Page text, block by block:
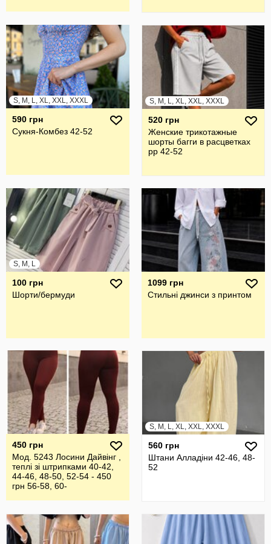
S, M, L, XL, XXL, XXXL
590 грн
Сукня-Комбез 42-52
S, M, L, XL, XXL, XXXL
520 грн
Женские трикотажные
шорты багги в расцветках
рр 42-52
S, M, L
100 грн
Шорти/бермуди
1099 грн
Стильні джинси з принтом
450 грн
Мод. 5243 Лосини Дайвінг ,
теплі зі штрипками 40-42,
44-46, 48-50, 52-54 - 450
грн 56-58, 60-
S, M, L, XL, XXL, XXXL
560 грн
Штани Алладіни 42-46, 48-
52